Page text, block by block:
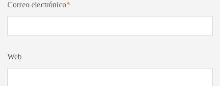
Correo electrónico*
Web